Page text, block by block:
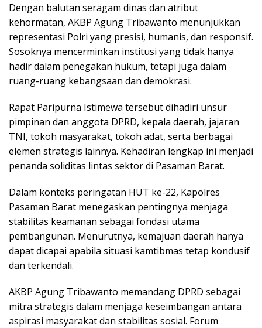
Dengan balutan seragam dinas dan atribut
kehormatan, AKBP Agung Tribawanto menunjukkan
representasi Polri yang presisi, humanis, dan responsif.
Sosoknya mencerminkan institusi yang tidak hanya
hadir dalam penegakan hukum, tetapi juga dalam
ruang-ruang kebangsaan dan demokrasi.
Rapat Paripurna Istimewa tersebut dihadiri unsur
pimpinan dan anggota DPRD, kepala daerah, jajaran
TNI, tokoh masyarakat, tokoh adat, serta berbagai
elemen strategis lainnya. Kehadiran lengkap ini menjadi
penanda soliditas lintas sektor di Pasaman Barat.
Dalam konteks peringatan HUT ke-22, Kapolres
Pasaman Barat menegaskan pentingnya menjaga
stabilitas keamanan sebagai fondasi utama
pembangunan. Menurutnya, kemajuan daerah hanya
dapat dicapai apabila situasi kamtibmas tetap kondusif
dan terkendali.
AKBP Agung Tribawanto memandang DPRD sebagai
mitra strategis dalam menjaga keseimbangan antara
aspirasi masyarakat dan stabilitas sosial. Forum